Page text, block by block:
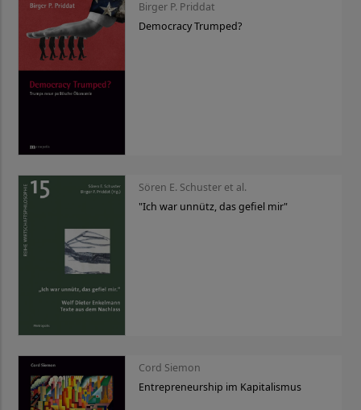
Birger P. Priddat
Democracy Trumped?
Sören E. Schuster et al.
"Ich war unnütz, das gefiel mir"
Cord Siemon
Entrepreneurship im Kapitalismus